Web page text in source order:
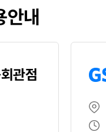
안내
관점